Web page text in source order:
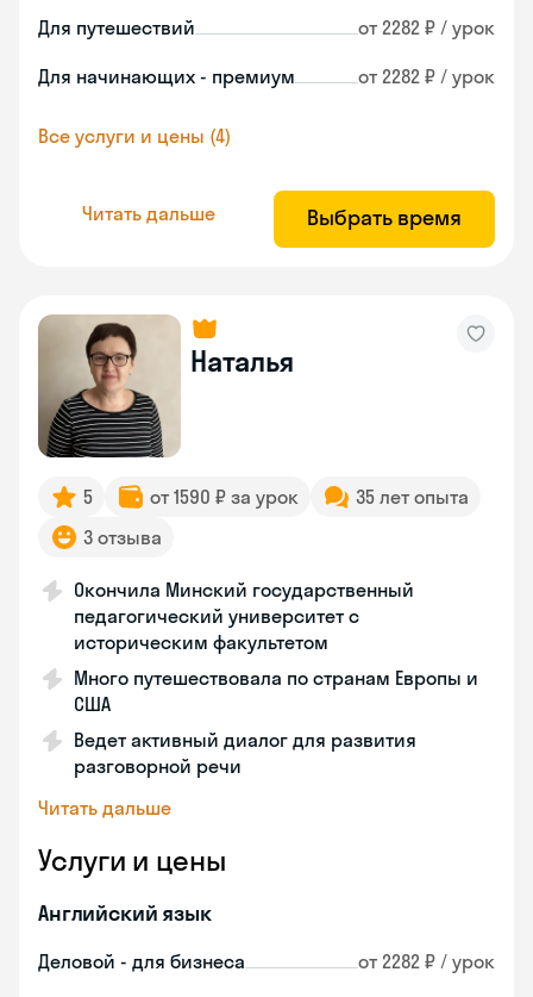
Для путешествий от 2282 ₽ / урок
Для начинающих - премиум от 2282 ₽ / урок
Все услуги и цены (4)
Читать дальше Выбрать время
Наталья
5 от 1590 ₽ за урок
35 лет опыта
3 отзыва
Окончила Минский государственный
педагогический университет с
историческим факультетом
Много путешествовала по странам Европы и
США
Ведет активный диалог для развития
разговорной речи
Читать дальше
Услуги и цены
Английский язык
Деловой - для бизнеса от 2282 ₽ / урок